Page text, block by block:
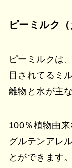
ピーミルク（
ピーミルクは、
目されてるミ
離物と水が主
100％植物由
グルテンアレ
とができます。